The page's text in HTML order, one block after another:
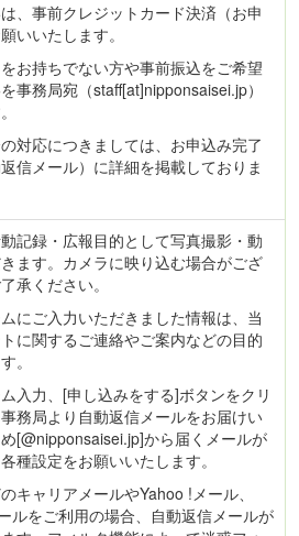
、事前クレジットカード決済（お申
いいたします。
お持ちでない方や事前振込をご希望
事務局宛（staff[at]nipponsaisei.jp）
対応につきましては、お申込み完了
信メール）に詳細を掲載しておりま
記録・広報目的として写真撮影・動
ます。カメラに映り込む場合がござ
承ください。
にご入力いただきました情報は、当
に関するご連絡やご案内などの目的
。
入力、[申し込みをする]ボタンをクリ
務局より自動返信メールをお届けい
[@nipponsaisei.jp]から届くメールが
種設定をお願いいたします。
キャリアメールやYahoo !メール、
ルをご利用の場合、自動返信メールが